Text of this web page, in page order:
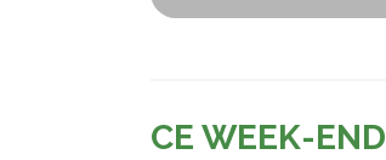
CE WEEK-END